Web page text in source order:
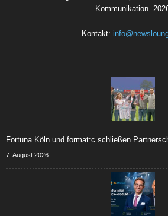
Kommunikation.
Kontakt:
Fortuna Köln und format:c schließen
7. August 2026